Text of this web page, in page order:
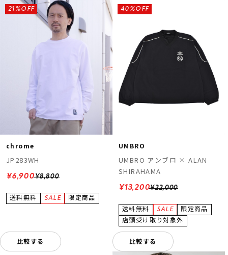
chrome
JP283WH
¥8,800
21%OFF
¥6,900
比較する
UMBRO
UMBRO アンブロ × ALAN
SHIRAHAMA
¥22,000
40%OFF
¥13,200
比較する